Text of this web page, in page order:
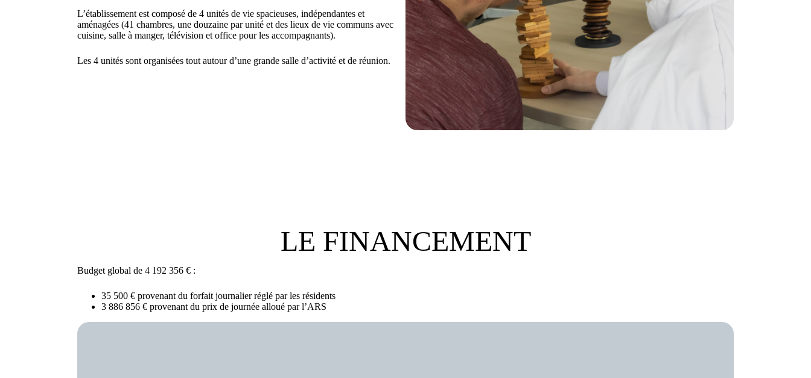
L’établissement est composé de 4 unités de vie spacieuses, indépendantes et
aménagées (41 chambres, une douzaine par unité et des lieux de vie communs avec
cuisine, salle à manger, télévision et office pour les accompagnants).
Les 4 unités sont organisées tout autour d’une grande salle d’activité et de réunion.
LE FINANCEMENT
Budget global de 4 192 356 € :
35 500 € provenant du forfait journalier réglé par les résidents
3 886 856 € provenant du prix de journée alloué par l’ARS